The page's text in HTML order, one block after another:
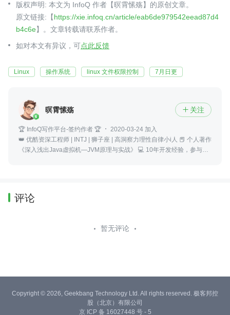
版权声明: 本文为 InfoQ 作者【暝霄愫殇】的原创文章。
原文链接:【https://xie.infoq.cn/article/eab6de979542eead87d4
b4c6e】。文章转载请联系作者。
如对本文有异议，可点此反馈
Linux 操作系统 linux 文件权限控制 7月日更
暝霄愫殇  关注
🏆 InfoQ写作平台-签约作者 🏆
2020-03-24 加入
👑 优酷资深工程师 | INTJ | 狮子座 | 高洞察力理性自律小i人 📕 个人著作
《深入浅出Java虚拟机—JVM原理与实战》 💻 10年开发经验，参与过
评论
暂无评论
Copyright © 2026, Geekbang Technology Ltd. All rights reserved. 极客邦控
股（北京）有限公司
京 ICP 备 16027448 号 - 5